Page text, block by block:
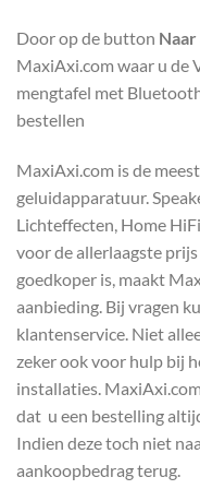
Door op de button
MaxiAxi.com waar u de
mengtafel met
bestellen
MaxiAxi.com is de
geluidapparatuur.
Lichteffecten, Home
voor de allerlaagste
goedkoper is, maakt
aanbieding. Bij vragen
klantenservice. Niet
zeker ook voor hulp bij
installaties.
dat u een bestelling
Indien deze toch niet
aankoopbedrag terug.